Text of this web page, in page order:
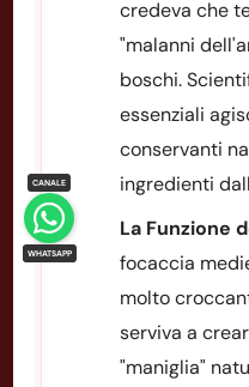
credeva che
"malanni
boschi.
essenziali
conservanti
ingredienti
La Funzione
focaccia
molto
serviva a
"maniglia"